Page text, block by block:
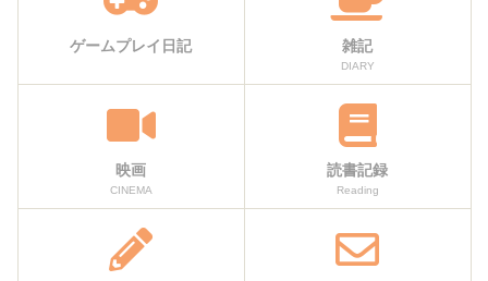
ゲームプレイ日記 雑記
DIARY
映画
CINEMA
読書記録
Reading